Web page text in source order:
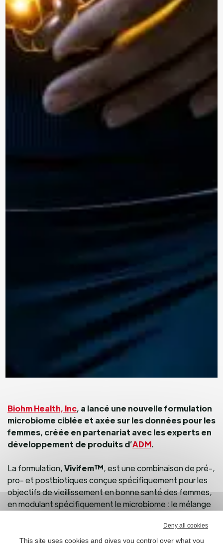
Biohm Health, Inc, a lancé une nouvelle formulation
microbiome ciblée et axée sur les données pour les
femmes, créée en partenariat avec les experts en
développement de produits d’ADM.
La formulation,Vivifem™, est une combinaison de pré-,
pro- et postbiotiques conçue spécifiquement pour les
objectifs de vieillissement en bonne santé des femmes,
en modulant spécifiquement le microbiome : le mélange
This site uses cookies and gives you control over what you
Deny all cookies